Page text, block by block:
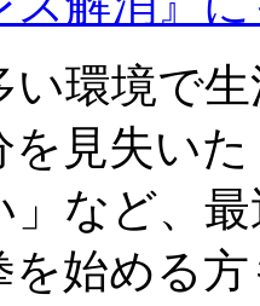
い環境で
を見失い
」など、
を始める